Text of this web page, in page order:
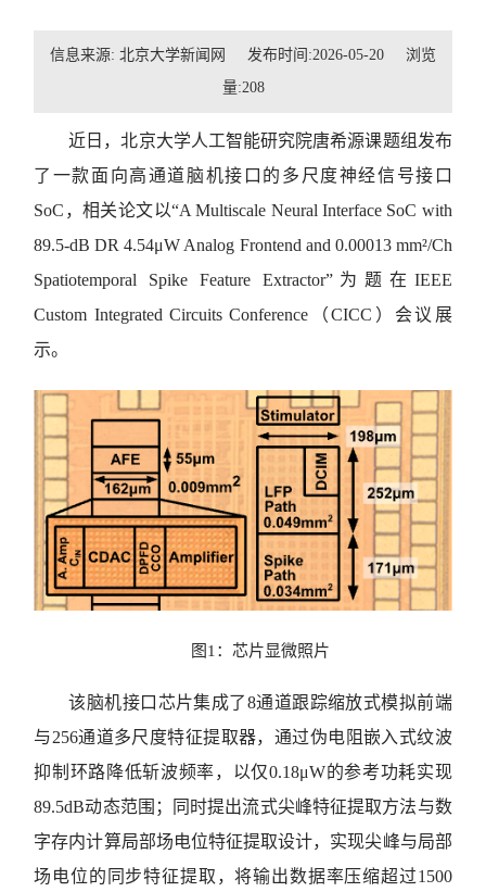
校友
信息来源: 北京大学新闻网 发布时间:2026-05-20 浏览
量:208
近日，北京大学人工智能研究院唐希源课题组发布
了一款面向高通道脑机接口的多尺度神经信号接口
SoC，相关论文以“A Multiscale Neural Interface SoC with
89.5-dB DR 4.54μW Analog Frontend and 0.00013 mm²/Ch
Spatiotemporal Spike Feature Extractor”为题在IEEE
Custom Integrated Circuits Conference（CICC）会议展
示。
图1：芯片显微照片
该脑机接口芯片集成了8通道跟踪缩放式模拟前端
与256通道多尺度特征提取器，通过伪电阻嵌入式纹波
抑制环路降低斩波频率，以仅0.18μW的参考功耗实现
89.5dB动态范围；同时提出流式尖峰特征提取方法与数
字存内计算局部场电位特征提取设计，实现尖峰与局部
场电位的同步特征提取，将输出数据率压缩超过1500